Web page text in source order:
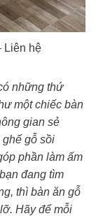
Liên hệ
những thứ
một chiếc bàn
gian sẻ
ghế gỗ sồi
phần làm ấm
đang tìm
thì bàn ăn gỗ
Hãy để mỗi